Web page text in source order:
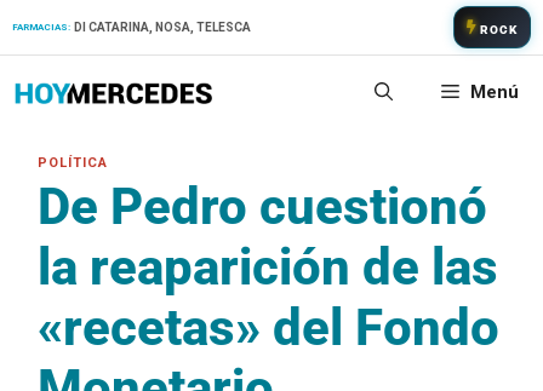
FARMACIAS: DI CATARINA, NOSA, TELESCA ROCK
Menú
De Pedro cuestionó
la reaparición de las
«recetas» del Fondo